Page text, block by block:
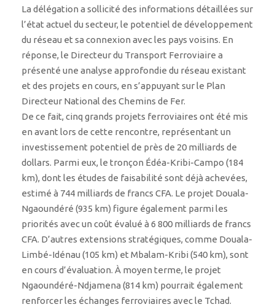
La délégation a sollicité des informations détaillées sur
l’état actuel du secteur, le potentiel de développement
du réseau et sa connexion avec les pays voisins. En
réponse, le Directeur du Transport Ferroviaire a
présenté une analyse approfondie du réseau existant
et des projets en cours, en s’appuyant sur le Plan
Directeur National des Chemins de Fer.
De ce fait, cinq grands projets ferroviaires ont été mis
en avant lors de cette rencontre, représentant un
investissement potentiel de près de 20 milliards de
dollars. Parmi eux, le tronçon Édéa-Kribi-Campo (184
km), dont les études de faisabilité sont déjà achevées,
estimé à 744 milliards de francs CFA. Le projet Douala-
Ngaoundéré (935 km) figure également parmi les
priorités avec un coût évalué à 6 800 milliards de francs
CFA. D’autres extensions stratégiques, comme Douala-
Limbé-Idénau (105 km) et Mbalam-Kribi (540 km), sont
en cours d’évaluation. À moyen terme, le projet
Ngaoundéré-Ndjamena (814 km) pourrait également
renforcer les échanges ferroviaires avec le Tchad.